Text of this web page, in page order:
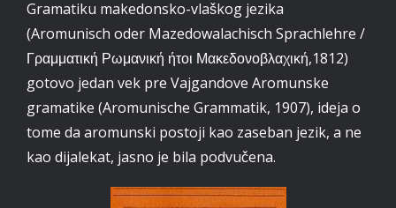
Gramatiku makedonsko-vlaškog jezika
(Aromunisch oder Mazedowalachisch Sprachlehre /
Γραμματική Ρωμανική ήτοι Μακεδονοβλαχική,1812)
gotovo jedan vek pre Vajgandove Aromunske
gramatike (Aromunische Grammatik, 1907), ideja o
tome da aromunski postoji kao zaseban jezik, a ne
kao dijalekat, jasno je bila podvučena.